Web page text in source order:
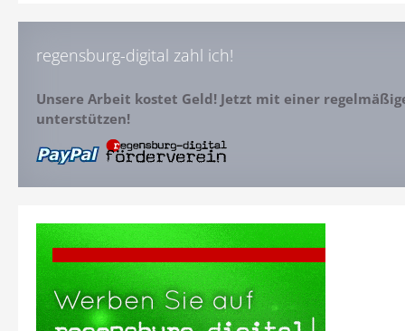
regensburg-digital zahl ich!
Unsere Arbeit kostet Geld! Jetzt mit einer
unterstützen!